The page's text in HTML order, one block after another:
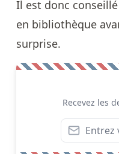
Il est donc
en bibliothèque
surprise.
Recevez les